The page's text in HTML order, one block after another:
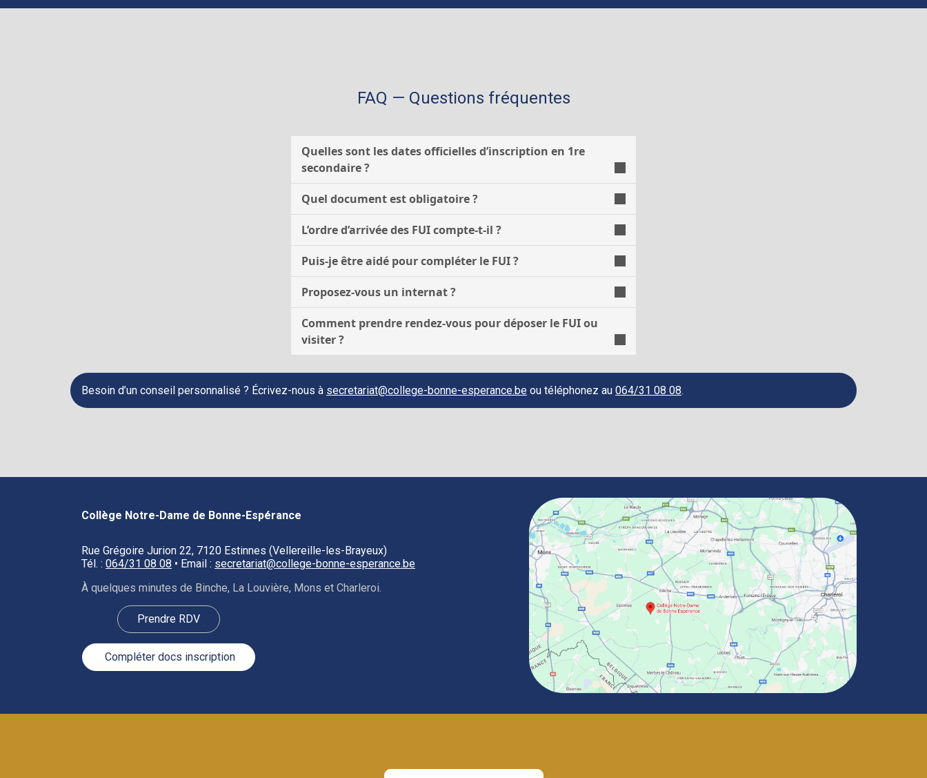
FAQ — Questions fréquentes
Quelles sont les dates officielles d’inscription en 1re
secondaire ?
Quel document est obligatoire ?
L’ordre d’arrivée des FUI compte‑t‑il ?
Puis‑je être aidé pour compléter le FUI ?
Proposez‑vous un internat ?
Comment prendre rendez‑vous pour déposer le FUI ou
visiter ?
Besoin d’un conseil personnalisé ? Écrivez‑nous à secretariat@college-bonne-esperance.be ou téléphonez au 064/31 08 08.
Collège Notre‑Dame de Bonne‑Espérance
Rue Grégoire Jurion 22, 7120 Estinnes (Vellereille‑les‑Brayeux)
Tél. : 064/31 08 08 • Email : secretariat@college-bonne-esperance.be
À quelques minutes de Binche, La Louvière, Mons et Charleroi.
Prendre RDV
️ Compléter docs inscription